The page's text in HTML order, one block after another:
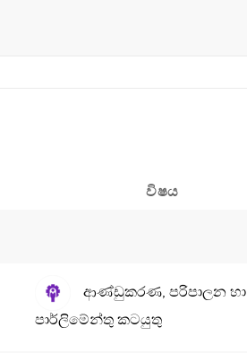
විෂය
ආණ්ඩුකරණ, පරිපාලන හා
පාර්ලිමේන්තු කටයුතු